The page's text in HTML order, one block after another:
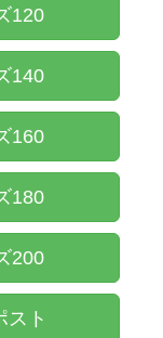
120
140
160
180
200
スト